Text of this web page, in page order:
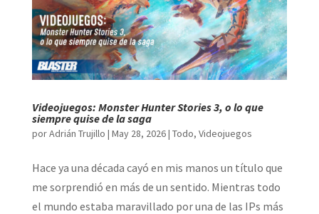
Videojuegos: Monster Hunter Stories 3, o lo que
siempre quise de la saga
porAdrián Trujillo | May 28, 2026| Todo, Videojuegos
Hace ya una década cayó en mis manos un título que
me sorprendió en más de un sentido. Mientras todo
el mundo estaba maravillado por una de las IPs más